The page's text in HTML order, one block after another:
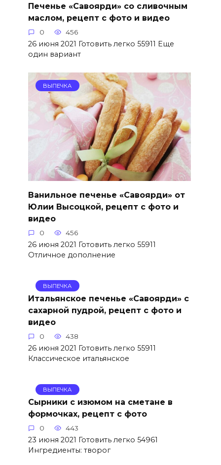
Печенье «Савоярди» со сливочным
маслом, рецепт с фото и видео
0 456
26 июня 2021 Готовить легко 55911 Еще
один вариант
ВЫПЕЧКА
Ванильное печенье «Савоярди» от
Юлии Высоцкой, рецепт с фото и
видео
0 456
26 июня 2021 Готовить легко 55911
Отличное дополнение
ВЫПЕЧКА
Итальянское печенье «Савоярди» с
сахарной пудрой, рецепт с фото и
видео
0 438
26 июня 2021 Готовить легко 55911
Классическое итальянское
ВЫПЕЧКА
Сырники с изюмом на сметане в
формочках, рецепт с фото
0 443
23 июня 2021 Готовить легко 54961
Ингредиенты: творог